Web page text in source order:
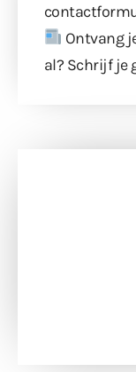
Ontvang
al? Schrijf je